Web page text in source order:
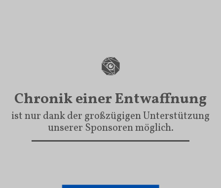
Chronik einer Entwaffnung
ist nur dank der großzügigen Unterstützung
unserer Sponsoren möglich.